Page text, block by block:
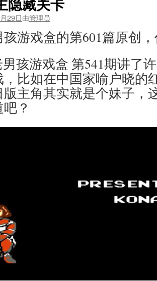
29日由管理员
游戏盒的第601篇原创
男孩游戏盒 第541期讲了
比如在中国家喻户晓的
版主角其实就是个妹子，
？